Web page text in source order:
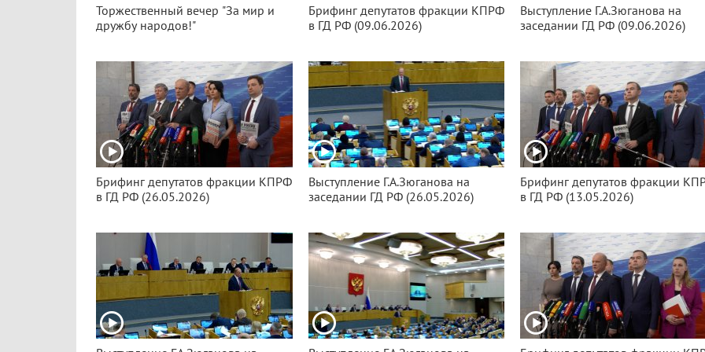
Торжественный вечер "За мир и
дружбу народов!"
Брифинг депутатов фракции КПРФ
в ГД РФ (09.06.2026)
Выступление Г.А.Зюганова на
заседании ГД РФ (09.06.2026)
Брифинг депутатов фракции КПРФ
в ГД РФ (26.05.2026)
Выступление Г.А.Зюганова на
заседании ГД РФ (26.05.2026)
Брифинг депутатов фракции
в ГД РФ (13.05.2026)